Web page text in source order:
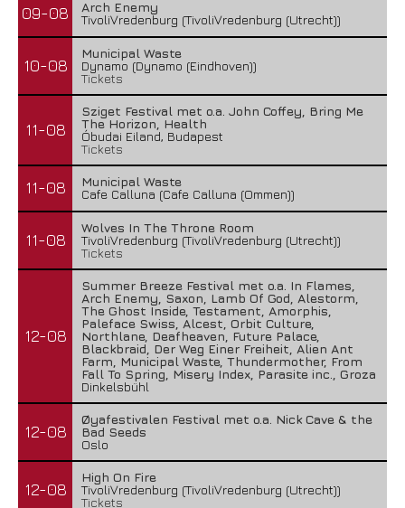
09-08
Arch Enemy
TivoliVredenburg (TivoliVredenburg (Utrecht))
10-08
Municipal Waste
Dynamo (Dynamo (Eindhoven))
Tickets
11-08
Sziget Festival met o.a. John Coffey, Bring Me
The Horizon, Health
Óbudai Eiland, Budapest
Tickets
11-08
Municipal Waste
Cafe Calluna (Cafe Calluna (Ommen))
11-08
Wolves In The Throne Room
TivoliVredenburg (TivoliVredenburg (Utrecht))
Tickets
12-08
Summer Breeze Festival met o.a. In Flames,
Arch Enemy, Saxon, Lamb Of God, Alestorm,
The Ghost Inside, Testament, Amorphis,
Paleface Swiss, Alcest, Orbit Culture,
Northlane, Deafheaven, Future Palace,
Blackbraid, Der Weg Einer Freiheit, Alien Ant
Farm, Municipal Waste, Thundermother, From
Fall To Spring, Misery Index, Parasite inc., Groza
Dinkelsbühl
12-08
Øyafestivalen Festival met o.a. Nick Cave & the
Bad Seeds
Oslo
12-08
High On Fire
TivoliVredenburg (TivoliVredenburg (Utrecht))
Tickets